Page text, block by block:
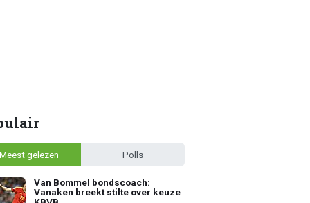
gelezen Polls
Van Bommel bondscoach:
Vanaken breekt stilte over keuze